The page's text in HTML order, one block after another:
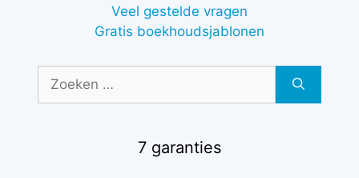
Veel gestelde vragen
Gratis boekhoudsjablonen
naar:
7 garanties